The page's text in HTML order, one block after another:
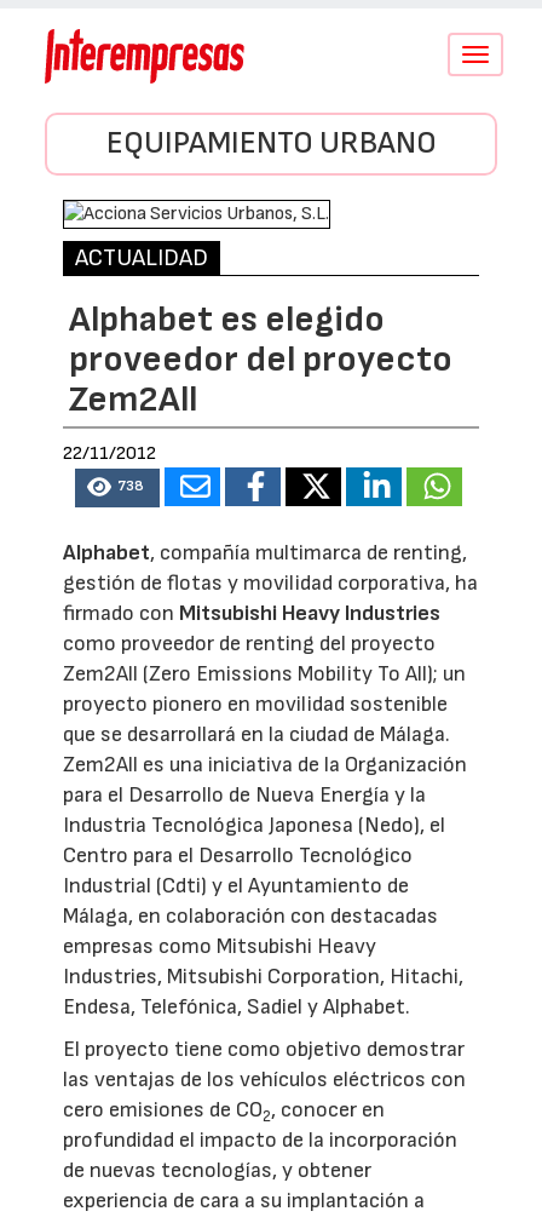
Conmutar
EQUIPAMIENTO URBANO
ACTUALIDAD
Alphabet es elegido
proveedor del proyecto
Zem2All
22/11/2012
738
Alphabet, compañía multimarca de renting,
gestión de flotas y movilidad corporativa, ha
firmado con Mitsubishi Heavy Industries
como proveedor de renting del proyecto
Zem2All (Zero Emissions Mobility To All); un
proyecto pionero en movilidad sostenible
que se desarrollará en la ciudad de Málaga.
Zem2All es una iniciativa de la Organización
para el Desarrollo de Nueva Energía y la
Industria Tecnológica Japonesa (Nedo), el
Centro para el Desarrollo Tecnológico
Industrial (Cdti) y el Ayuntamiento de
Málaga, en colaboración con destacadas
empresas como Mitsubishi Heavy
Industries, Mitsubishi Corporation, Hitachi,
Endesa, Telefónica, Sadiel y Alphabet.
El proyecto tiene como objetivo demostrar
las ventajas de los vehículos eléctricos con
cero emisiones de CO2, conocer en
profundidad el impacto de la incorporación
de nuevas tecnologías, y obtener
experiencia de cara a su implantación a